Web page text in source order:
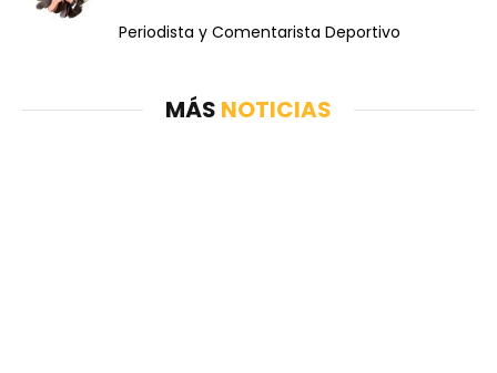
Periodista y Comentarista Deportivo
MÁS NOTICIAS